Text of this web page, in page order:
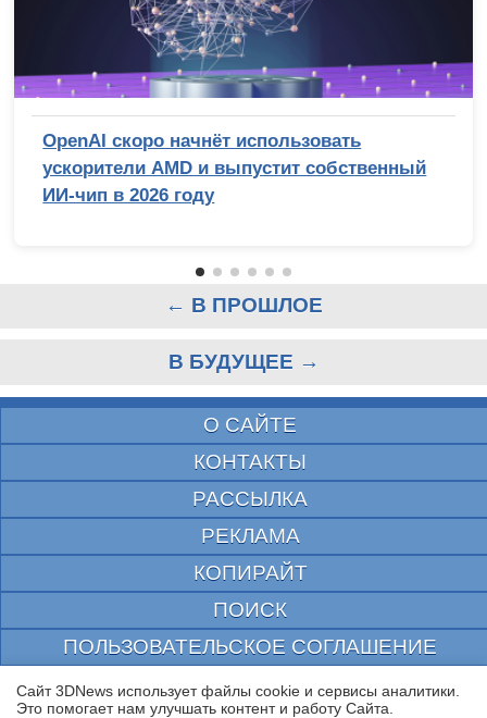
OpenAI скоро начнёт использовать
ускорители AMD и выпустит собственный
ИИ-чип в 2026 году
← В ПРОШЛОЕ
В БУДУЩЕЕ →
О САЙТЕ
КОНТАКТЫ
РАССЫЛКА
РЕКЛАМА
КОПИРАЙТ
ПОИСК
ПОЛЬЗОВАТЕЛЬСКОЕ СОГЛАШЕНИЕ
ЗАЩИЩЕНО CURATOR
Сайт 3DNews использует файлы cookie и сервисы аналитики.
Это помогает нам улучшать контент и работу Cайта.